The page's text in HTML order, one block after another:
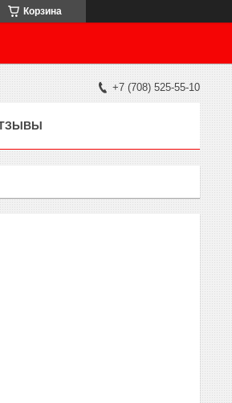
Корзина
+7 (708) 525-55-10